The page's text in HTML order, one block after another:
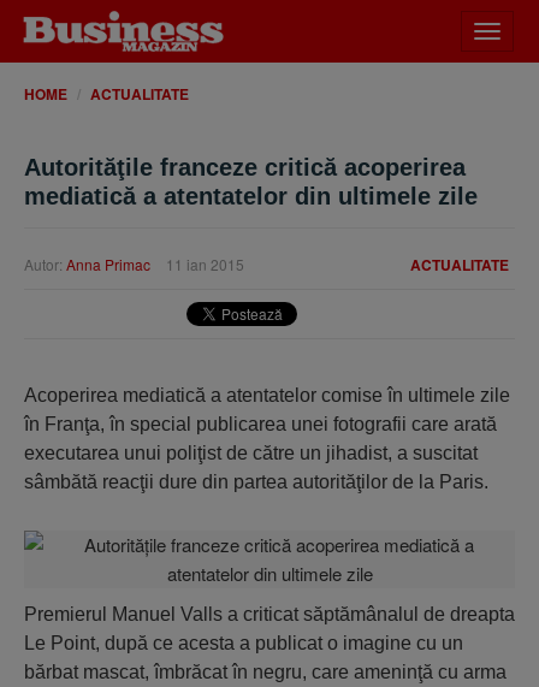
meniu
HOME ACTUALITATE
Autorităţile franceze critică acoperirea
mediatică a atentatelor din ultimele zile
ACTUALITATE
Autor: Anna Primac 11 ian 2015
Acoperirea mediatică a atentatelor comise în ultimele zile
în Franţa, în special publicarea unei fotografii care arată
executarea unui poliţist de către un jihadist, a suscitat
sâmbătă reacţii dure din partea autorităţilor de la Paris.
Premierul Manuel Valls a criticat săptămânalul de dreapta
Le Point, după ce acesta a publicat o imagine cu un
bărbat mascat, îmbrăcat în negru, care ameninţă cu arma